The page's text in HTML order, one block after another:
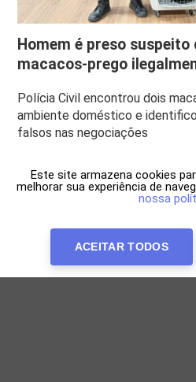
Homem é preso suspeito
macacos-prego
Polícia Civil encontrou dois
ambiente doméstico e
falsos nas negociações
Este site armazena cookies
melhorar sua experiência de
nossa
ACEITAR TODOS